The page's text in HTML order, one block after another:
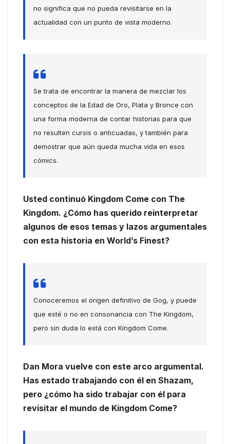
no significa que no pueda revisitarse en la
actualidad con un punto de vista moderno.
Se trata de encontrar la manera de mezclar los
conceptos de la Edad de Oro, Plata y Bronce con
una forma moderna de contar historias para que
no resulten cursis o anticuadas, y también para
demostrar que aún queda mucha vida en esos
cómics.
Usted continuó Kingdom Come con The
Kingdom. ¿Cómo has querido reinterpretar
algunos de esos temas y lazos argumentales
con esta historia en World’s Finest?
Conoceremos el origen definitivo de Gog, y puede
que esté o no en consonancia con The Kingdom,
pero sin duda lo está con Kingdom Come.
Dan Mora vuelve con este arco argumental.
Has estado trabajando con él en Shazam,
pero ¿cómo ha sido trabajar con él para
revisitar el mundo de Kingdom Come?